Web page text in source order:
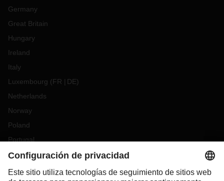
Germany
Great Britain
Hungary
Ireland
Italy
Luxembourg (FR DE)
Netherlands
Norway
Poland
Portugal
Romania
Slovakia